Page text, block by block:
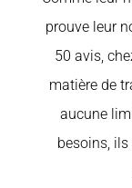
prouve leur
50 avis,
matière de
aucune
besoins,